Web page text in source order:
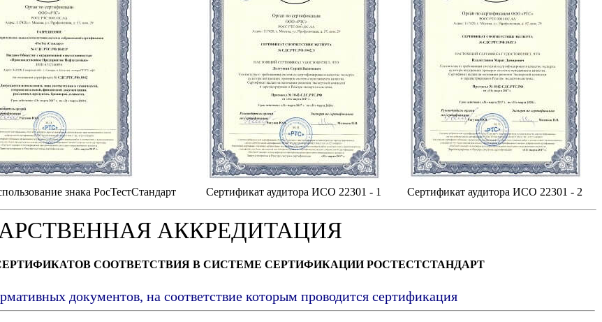
знака РосТестСтандарт Сертификат аудитора ИСО 22301 - 1 Сертификат аудитора ИСО 22301 - 2
АККРЕДИТАЦИЯ
СООТВЕТСТВИЯ В СИСТЕМЕ СЕРТИФИКАЦИИ РОСТЕСТСТАНДАРТ
документов, на соответствие которым проводится сертификация